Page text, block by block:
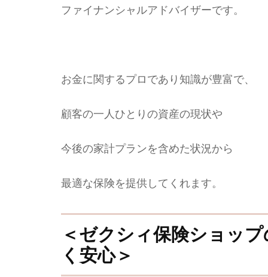
ファイナンシャルアドバイザーです。
お金に関するプロであり知識が豊富で、
顧客の一人ひとりの資産の現状や
今後の家計プランを含めた状況から
最適な保険を提供してくれます。
＜ゼクシィ保険ショッ
く安心＞